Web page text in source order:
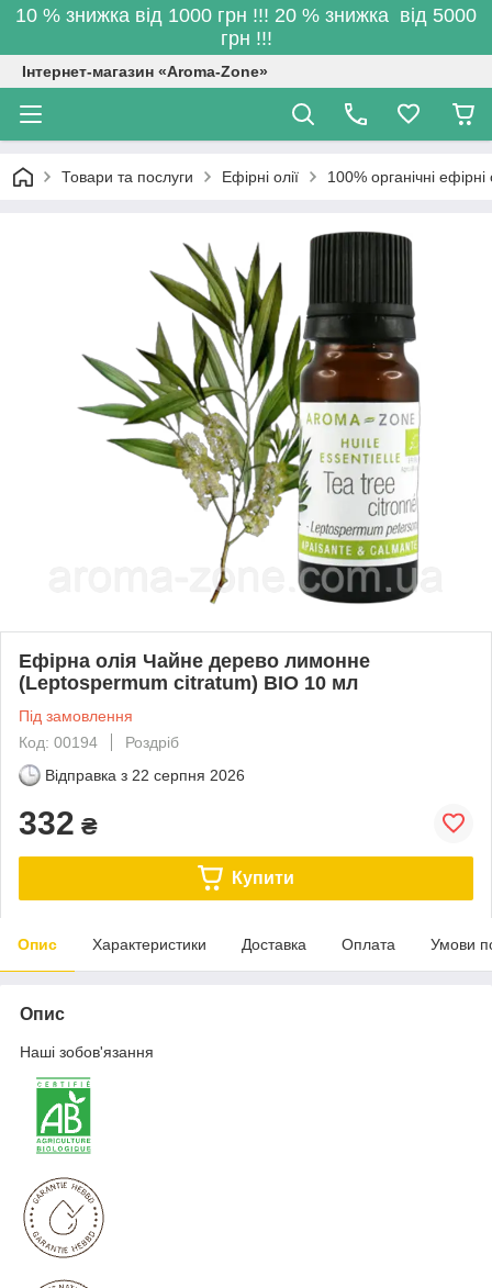
10 % знижка від 1000 грн !!! 20 % знижка від 5000
грн !!!
Інтернет-магазин «Aroma-Zone»
Товари та послуги Ефірні олії 100% органічні ефірні
Ефірна олія Чайне дерево лимонне
(Leptospermum citratum) BIO 10 мл
Під замовлення
Код: 00194
Роздріб
Відправка з 22 серпня 2026
332 ₴
Купити
Опис Характеристики Доставка Оплата Умови
Опис
Наші зобов'язання